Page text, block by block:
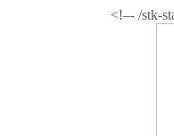
<!–- /stk-